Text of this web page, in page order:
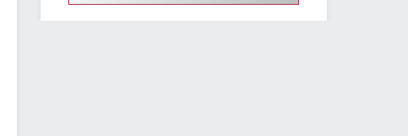
2019/01/14 2409